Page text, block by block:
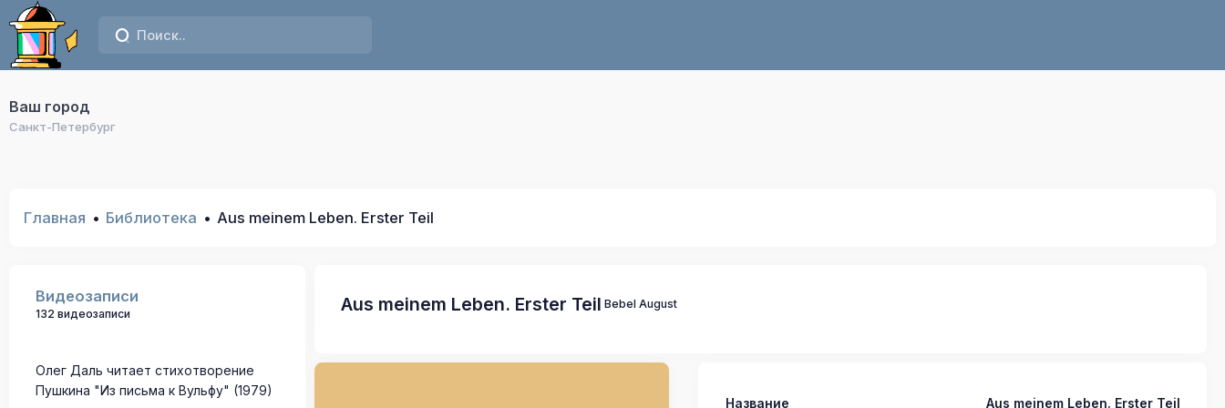
Ваш город
Санкт-Петербург
Главная Библиотека Aus meinem Leben. Erster Teil
Видеозаписи
132 видеозаписи
Олег Даль читает стихотворение
Пушкина "Из письма к Вульфу" (1979)
Aus meinem Leben. Erster Teil Bebel August
Название Aus meinem Leben. Erster Teil